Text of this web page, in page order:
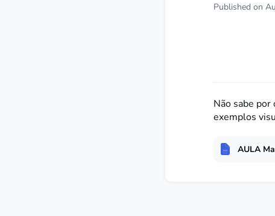
Published on
Não sabe por
exemplos
AULA